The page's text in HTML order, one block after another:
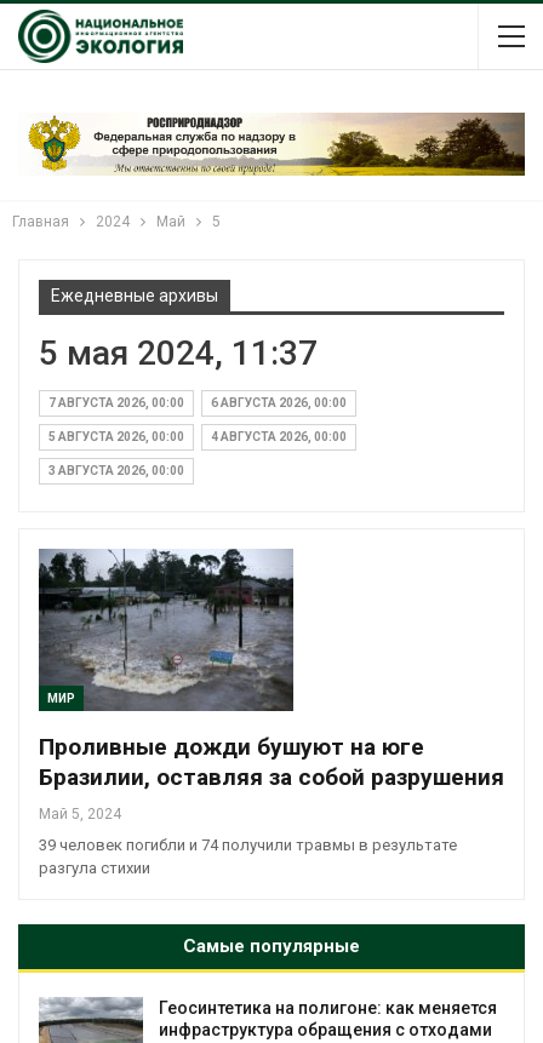
Главная 2024 Май 5
Ежедневные архивы
5 мая 2024, 11:37
7 АВГУСТА 2026, 00:00 6 АВГУСТА 2026, 00:00
5 АВГУСТА 2026, 00:00 4 АВГУСТА 2026, 00:00
3 АВГУСТА 2026, 00:00
МИР
Проливные дожди бушуют на юге
Бразилии, оставляя за собой разрушения
Май 5, 2024
39 человек погибли и 74 получили травмы в результате
разгула стихии
Самые популярные
Геосинтетика на полигоне: как меняется
инфраструктура обращения с отходами